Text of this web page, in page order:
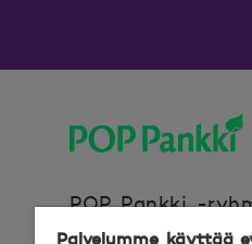
POP Pankki -
Palvelumme käyttää